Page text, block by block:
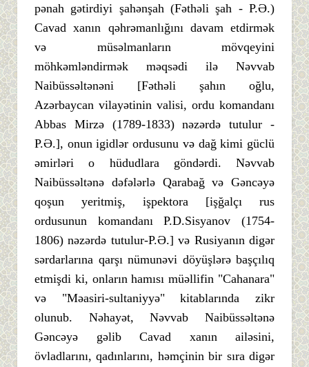
pənah gətirdiyi şahənşah (Fəthəli şah - P.Ə.)
Cavad xanın qəhrəmanlığını davam etdirmək
və müsəlmanların mövqeyini
möhkəmləndirmək məqsədi ilə Nəvvab
Naibüssəltənəni [Fəthəli şahın oğlu,
Azərbaycan vilayətinin valisi, ordu komandanı
Abbas Mirzə (1789-1833) nəzərdə tutulur -
P.Ə.], onun igidlər ordusunu və dağ kimi güclü
əmirləri o hüdudlara göndərdi. Nəvvab
Naibüssəltənə dəfələrlə Qarabağ və Gəncəyə
qoşun yeritmiş, işpektora [işğalçı rus
ordusunun komandanı P.D.Sisyanov (1754-
1806) nəzərdə tutulur-P.Ə.] və Rusiyanın digər
sərdarlarına qarşı nümunəvi döyüşlərə başçılıq
etmişdi ki, onların hamısı müəllifin "Cahanara"
və "Məasiri-sultaniyyə" kitablarında zikr
olunub. Nəhayət, Nəvvab Naibüssəltənə
Gəncəyə gəlib Cavad xanın ailəsini,
övladlarını, qadınlarını, həmçinin bir sıra digər